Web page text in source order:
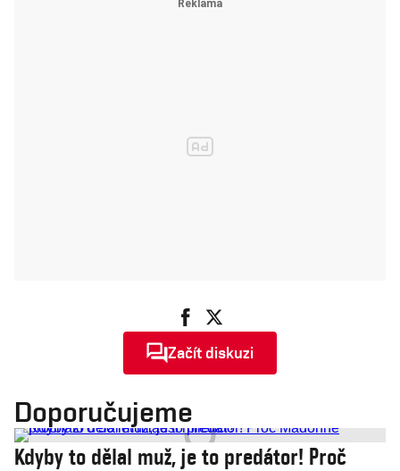
Začít diskuzi
Doporučujeme
Kdyby to dělal muž, je to predátor! Proč